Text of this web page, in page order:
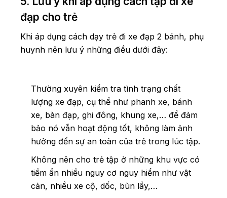
đạp cho trẻ
Khi áp dụng cách dạy trẻ đi xe đạp 2 bánh, phụ
huynh nên lưu ý những điều dưới đây:
Thường xuyên kiểm tra tình trạng chất
lượng xe đạp, cụ thể như phanh xe, bánh
xe, bàn đạp, ghi đông, khung xe,… để đảm
bảo nó vẫn hoạt động tốt, không làm ảnh
hưởng đến sự an toàn của trẻ trong lúc tập.
Không nên cho trẻ tập ở những khu vực có
tiềm ẩn nhiều nguy cơ nguy hiểm như vật
cản, nhiều xe cộ, dốc, bùn lầy,…